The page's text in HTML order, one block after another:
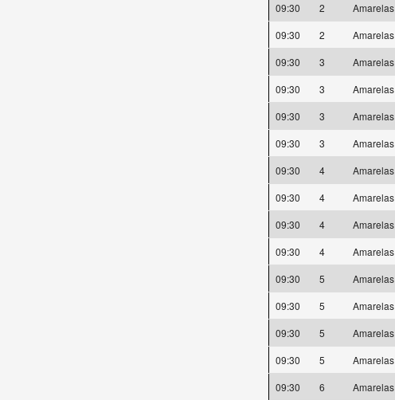
09:30
2 Amarelas
09:30
2 Amarelas
09:30
3 Amarelas
09:30
3 Amarelas
09:30
3 Amarelas
09:30
3 Amarelas
09:30
4 Amarelas
09:30
4 Amarelas
09:30
4 Amarelas
09:30
4 Amarelas
09:30
5 Amarelas
09:30
5 Amarelas
09:30
5 Amarelas
09:30
5 Amarelas
09:30
6 Amarelas